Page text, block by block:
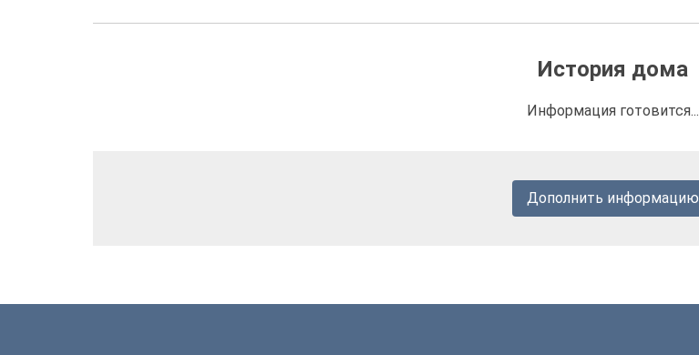
История дома
Информация готовится...
Дополнить информацию